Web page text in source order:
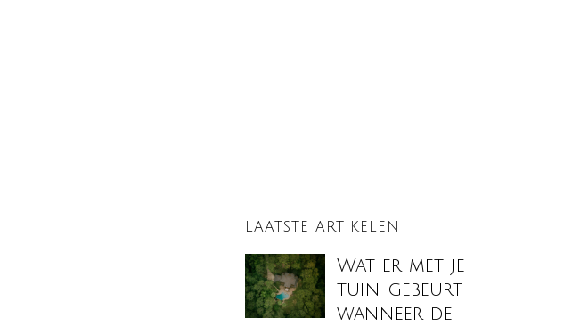
LAATSTE ARTIKELEN
Wat er met je
tuin gebeurt
wanneer de